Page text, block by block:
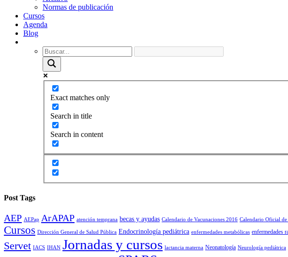
Normas de publicación
Cursos
Agenda
Blog
Exact matches only
Search in title
Search in content
Post Tags
AEP AEPap ArAPAP atención temprana becas y ayudas Calendario de Vacunaciones 2016 Calendario Oficial de
Cursos Dirección General de Salud Pública Endocrinología pediátrica enfermedades metabólicas enfermedades
Servet IACS IHAN Jornadas y cursos lactancia materna Neonatología Neurología pediátrica